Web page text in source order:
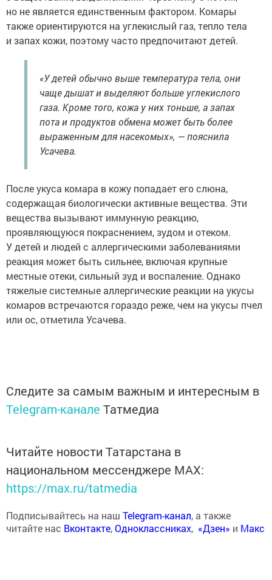
но не является единственным фактором. Комары
также ориентируются на углекислый газ, тепло тела
и запах кожи, поэтому часто предпочитают детей.
«У детей обычно выше температура тела, они
чаще дышат и выделяют больше углекислого
газа. Кроме того, кожа у них тоньше, а запах
пота и продуктов обмена может быть более
выраженным для насекомых», — пояснила
Усачева.
После укуса комара в кожу попадает его слюна,
содержащая биологически активные вещества. Эти
вещества вызывают иммунную реакцию,
проявляющуюся покраснением, зудом и отеком.
У детей и людей с аллергическими заболеваниями
реакция может быть сильнее, включая крупные
местные отеки, сильный зуд и воспаление. Однако
тяжелые системные аллергические реакции на укусы
комаров встречаются гораздо реже, чем на укусы пчел
или ос, отметила Усачева.
Следите за самым важным и интересным в
Telegram-канале Татмедиа
Читайте новости Татарстана в
национальном мессенджере MАХ:
https://max.ru/tatmedia
Подписывайтесь на наш Telegram-канал, а также
читайте нас Вконтакте,Одноклассниках, «Дзен» и Макс